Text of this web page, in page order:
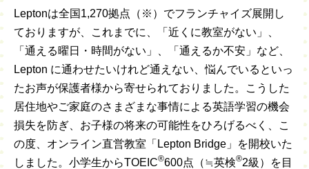
Leptonは全国1,270拠点（※）でフランチャイズ展開し
ておりますが、これまでに、「近くに教室がない」、
「通える曜日・時間がない」、「通えるか不安」など、
Lepton に通わせたいけれど通えない、悩んでいるといっ
たお声が保護者様から寄せられておりました。こうした
居住地やご家庭のさまざまな事情による英語学習の機会
損失を防ぎ、お子様の将来の可能性をひろげるべく、こ
の度、オンライン直営教室「Lepton Bridge」を開校いた
しました。小学生からTOEIC®600点（≒英検®2級）を目